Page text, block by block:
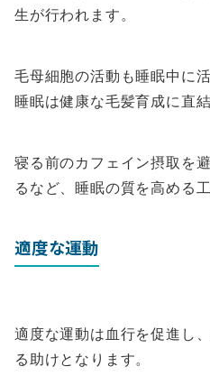
生が行われます。
毛母細胞の活動も睡眠中に
睡眠は健康な毛髪育成に直結
寝る前のカフェイン摂取を
るなど、睡眠の質を高める
適度な運動
適度な運動は血行を促進し
る助けとなります。